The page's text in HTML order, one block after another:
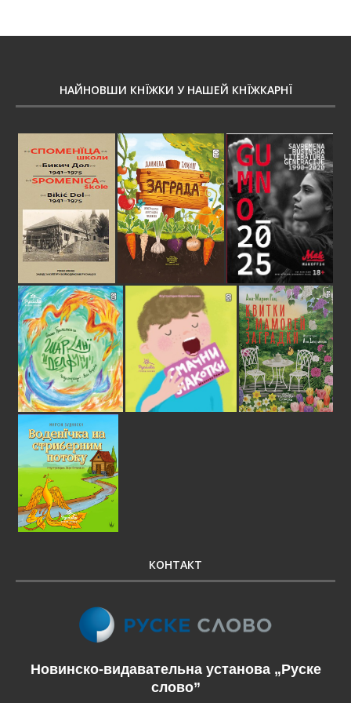
НАЙНОВШИ КНЇЖКИ У НАШЕЙ КНЇЖКАРНЇ
КОНТАКТ
Новинско-видавательна установа „Руске
слово”